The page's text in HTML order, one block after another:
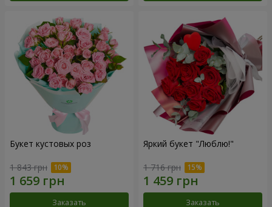
Букет кустовых роз
1 843 грн
Заказать
Яркий букет "Люблю!"
1 716 грн
Заказать